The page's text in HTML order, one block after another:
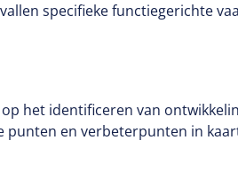
specifieke functiegerichte
het identificeren van
punten en verbeterpunten in